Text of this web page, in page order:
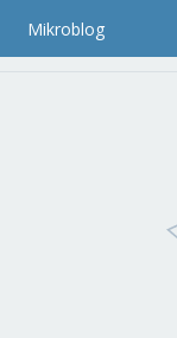
Mikroblog